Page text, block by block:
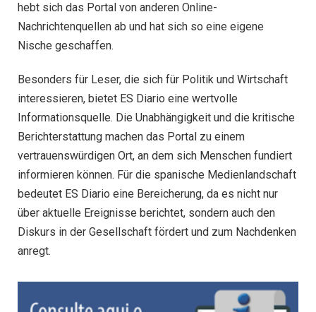
hebt sich das Portal von anderen Online-
Nachrichtenquellen ab und hat sich so eine eigene
Nische geschaffen.
Besonders für Leser, die sich für Politik und Wirtschaft
interessieren, bietet ES Diario eine wertvolle
Informationsquelle. Die Unabhängigkeit und die kritische
Berichterstattung machen das Portal zu einem
vertrauenswürdigen Ort, an dem sich Menschen fundiert
informieren können. Für die spanische Medienlandschaft
bedeutet ES Diario eine Bereicherung, da es nicht nur
über aktuelle Ereignisse berichtet, sondern auch den
Diskurs in der Gesellschaft fördert und zum Nachdenken
anregt.